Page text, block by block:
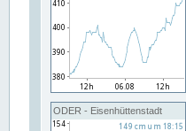
ODER - Eisenhüttenstadt